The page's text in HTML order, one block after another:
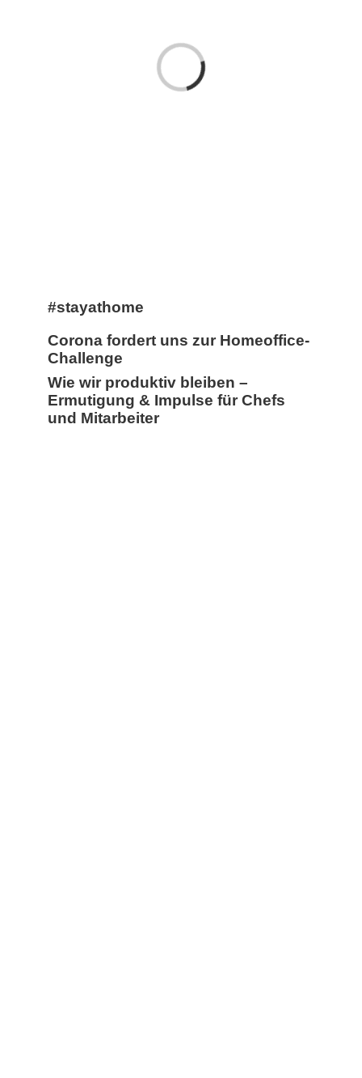
Laden...
#stayathome
Corona fordert uns zur Homeoffice-
Challenge
Wie wir produktiv bleiben –
Ermutigung & Impulse für Chefs
und Mitarbeiter